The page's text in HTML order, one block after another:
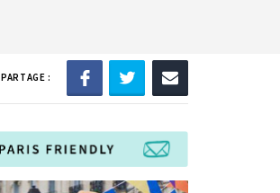
PARTAGE :